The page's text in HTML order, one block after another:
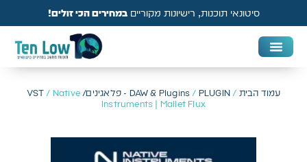
סיטונאי תוכנות, רישיונות מקורייםבמחירים הכי זולים!
עמוד הבית /
DAW & Plugins/ PLUGIN - פלאגינים/ VST
/ Native
Instruments | Mallet Flux